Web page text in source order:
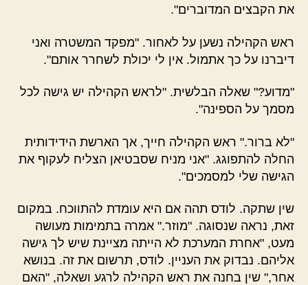
את הקבצים המדוברים".
ראש הקהילה נשען על לאחור. "מפקד המשטרה ואני
דיברנו על כך אתמול. אין לי יכולת לשחרר אותם".
"מדוע?" שאלה הבלשית. "לראש הקהילה יש גישה לכל
מסמך על הספינה".
"לא ברור." ראש הקהילה חייך, אך הארשת הידידותית
החלה להתפוגג. "אני מניח שסבטיאן הצליח לעקוף את
הגישה שלי למסמכים".
שין שתקה. לודס תהה אם היא עומדת להתווכח. במקום
זאת, נראה שנסוגה. "מוזר." אמרה בתמימות מעושה
מעט, "אחרת המערכת לא הייתה מציינת שיש לך גישה
אליהם. נבדוק את העניין. לודס, תרשום את זה. בנושא
אחר," שין בחנה את ראש הקהילה לרגע ושאלה, "האם